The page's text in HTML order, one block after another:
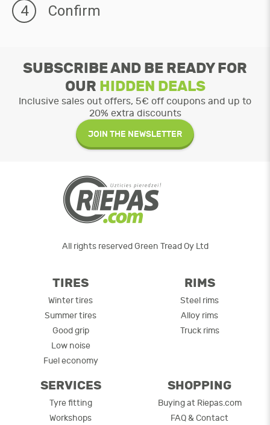
4 Confirm
SUBSCRIBE AND BE READY FOR
OUR HIDDEN DEALS
Inclusive sales out offers, 5€ off coupons and up to
20% extra discounts
JOIN THE NEWSLETTER
All rights reserved Green Tread Oy Ltd
TIRES
Winter tires
Summer tires
Good grip
Low noise
Fuel economy
RIMS
Steel rims
Alloy rims
Truck rims
SERVICES
Tyre fitting
Workshops
SHOPPING
Buying at Riepas.com
FAQ & Contact